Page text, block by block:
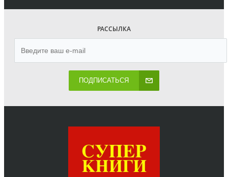
РАССЫЛКА
ПОДПИСАТЬСЯ